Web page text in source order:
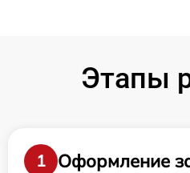
Этапы
1
Оформление